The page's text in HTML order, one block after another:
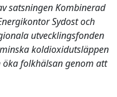
satsningen Kombinerad
Sydost och
utvecklingsfonden
koldioxidutsläppen
folkhälsan genom att